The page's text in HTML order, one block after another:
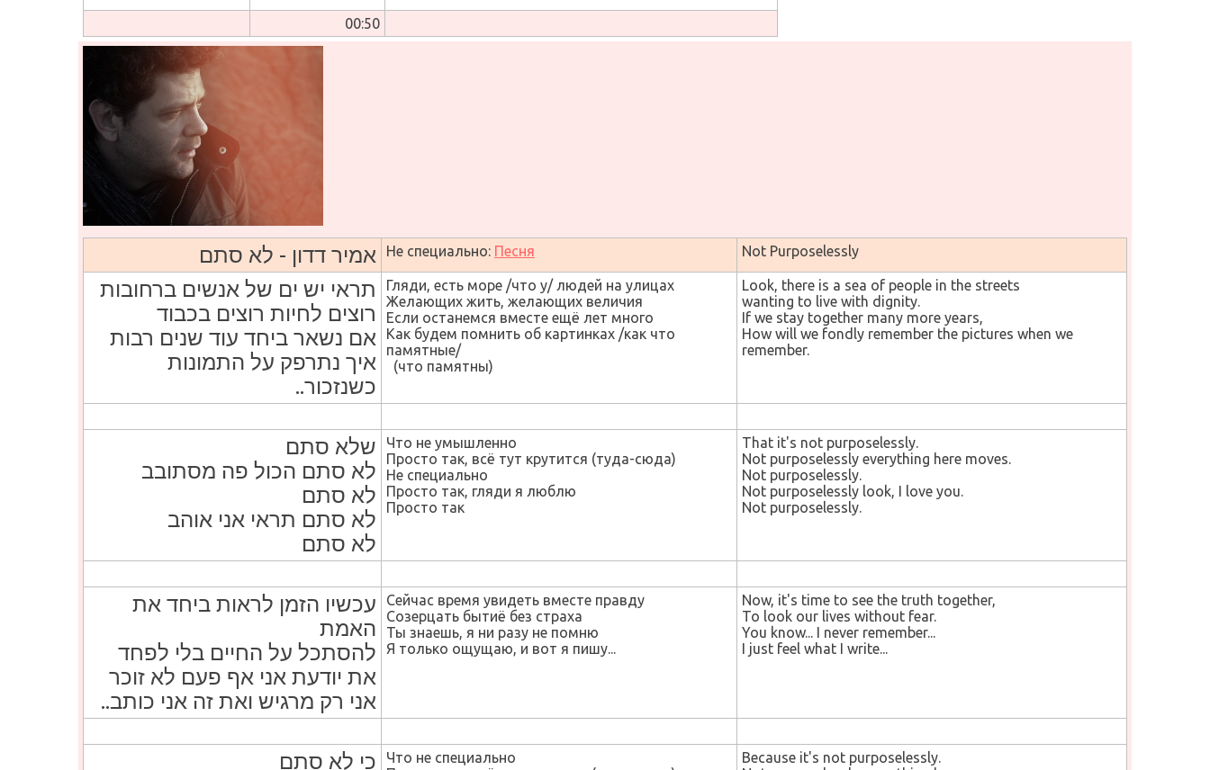
00:50
אמיר דדון - לא סתם Не специально: Песня Not Purposelessly
תראי יש ים של אנשים ברחובות
רוצים לחיות רוצים בכבוד
אם נשאר ביחד עוד שנים רבות
איך נתרפק על התמונות
כשנזכור..
Гляди, есть море /что у/ людей на улицах
Желающих жить, желающих величия
Если останемся вместе ещё лет много
Как будем помнить об картинках /как что
памятные/
(что памятны)
Look, there is a sea of people in the streets
wanting to live with dignity.
If we stay together many more years,
How will we fondly remember the pictures when we
remember.
שלא סתם
לא סתם הכול פה מסתובב
לא סתם
לא סתם תראי אני אוהב
לא סתם
Что не умышленно
Просто так, всё тут крутится (туда-сюда)
Не специально
Просто так, гляди я люблю
Просто так
That it's not purposelessly.
Not purposelessly everything here moves.
Not purposelessly.
Not purposelessly look, I love you.
Not purposelessly.
עכשיו הזמן לראות ביחד את
האמת
להסתכל על החיים בלי לפחד
את יודעת אני אף פעם לא זוכר
אני רק מרגיש ואת זה אני כותב..
Сейчас время увидеть вместе правду
Созерцать бытиё без страха
Ты знаешь, я ни разу не помню
Я только ощущаю, и вот я пишу...
Now, it's time to see the truth together,
To look our lives without fear.
You know... I never remember...
I just feel what I write...
כי לא סתם
Что не специально
Because it's not purposelessly.